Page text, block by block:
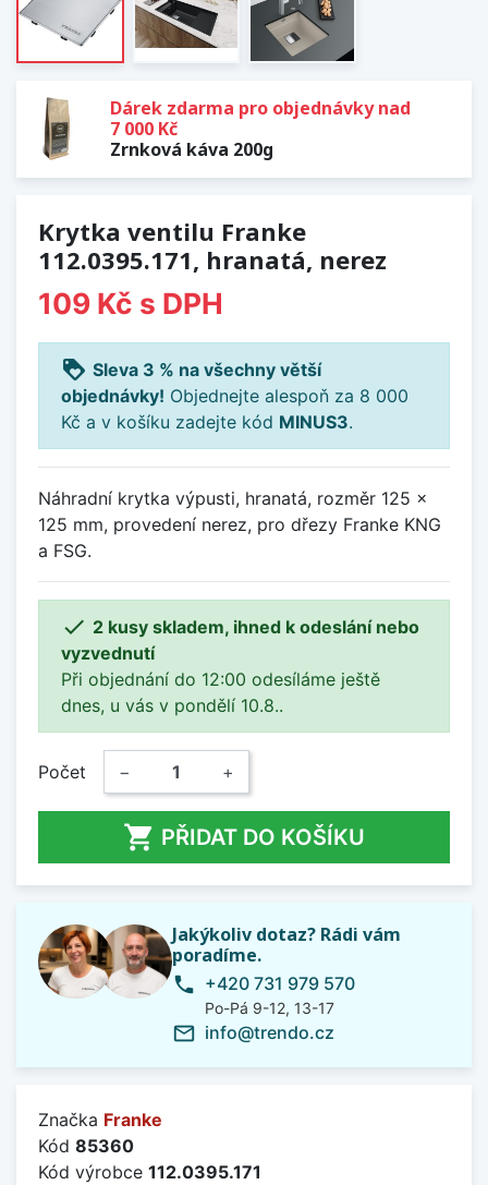
Dárek zdarma pro objednávky nad
7 000 Kč
Zrnková káva 200g
Krytka ventilu Franke
112.0395.171, hranatá, nerez
109 Kč s DPH
loyalty Sleva 3 % na všechny větší
objednávky! Objednejte alespoň za 8 000
Kč a v košíku zadejte kód MINUS3.
Náhradní krytka výpusti, hranatá, rozměr 125 x
125 mm, provedení nerez, pro dřezy Franke KNG
a FSG.
 2 kusy skladem, ihned k odeslání nebo
vyzvednutí
Při objednání do 12:00 odesíláme ještě
dnes, u vás v pondělí 10.8..
Počet − +
 PŘIDAT DO KOŠÍKU
Jakýkoliv dotaz? Rádi vám
poradíme.
phone +420 731 979 570
Po-Pá 9-12, 13-17
mail_outline info@trendo.cz
Značka Franke
Kód 85360
Kód výrobce 112.0395.171